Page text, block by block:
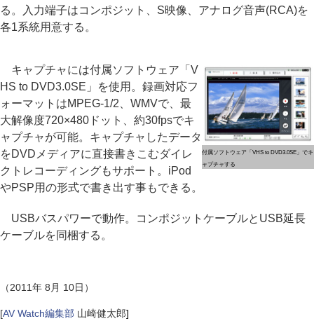
る。入力端子はコンポジット、S映像、アナログ音声(RCA)を
各1系統用意する。
付属ソフトウェア「VHS to DVD3.0SE」でキ
ャプチャする
キャプチャには付属ソフトウェア「V
HS to DVD3.0SE」を使用。録画対応フ
ォーマットはMPEG-1/2、WMVで、最
大解像度720×480ドット、約30fpsでキ
ャプチャが可能。キャプチャしたデータ
をDVDメディアに直接書きこむダイレ
クトレコーディングもサポート。iPod
やPSP用の形式で書き出す事もできる。
USBバスパワーで動作。コンポジットケーブルとUSB延長
ケーブルを同梱する。
（2011年 8月 10日）
[AV Watch編集部 山崎健太郎]